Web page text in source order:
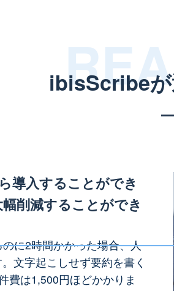
ibisScribe
導入することができ
削減することができ
に2時間かかった場合、人
文字起こしせず要約を書く
費は1,500円ほどかかりま